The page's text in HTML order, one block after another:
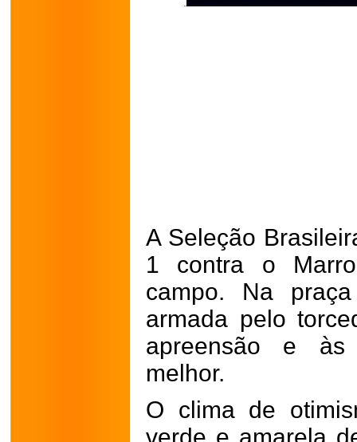
A Seleção
1 contra o
campo. Na
armada pelo
apreensão e às
melhor.
O clima de